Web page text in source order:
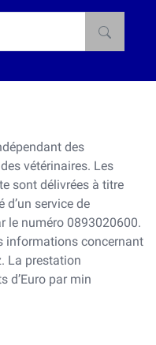
des
vétérinaires. Les
sont délivrées à titre
service de
le numéro 0893020600.
informations concernant
La prestation
d’Euro par min